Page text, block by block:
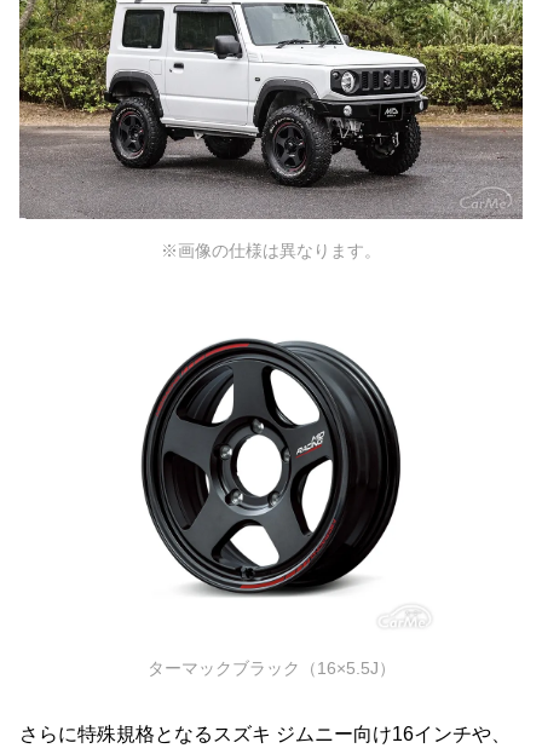
※画像の仕様は異なります。
ターマックブラック（16×5.5J）
さらに特殊規格となるスズキ ジムニー向け16インチや、